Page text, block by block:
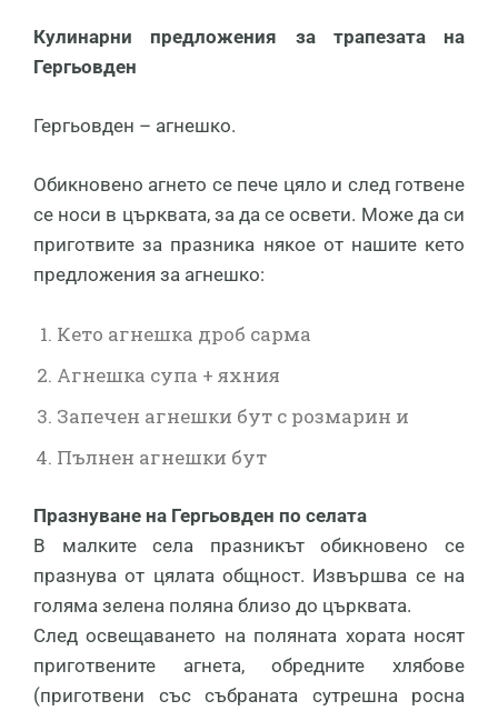
Кулинарни предложения за трапезата на
Гергьовден
Гергьовден – агнешко.
Обикновено агнето се пече цяло и след готвене
се носи в църквата, за да се освети. Може да си
приготвите за празника някое от нашите кето
предложения за агнешко:
Кето агнешка дроб сарма
Агнешка супа + яхния
Запечен агнешки бут с розмарин и
Пълнен агнешки бут
Празнуване на Гергьовден по селата
В малките села празникът обикновено се
празнува от цялата общност. Извършва се на
голяма зелена поляна близо до църквата.
След освещаването на поляната хората носят
приготвените агнета, обредните хлябове
(приготвени със събраната сутрешна росна